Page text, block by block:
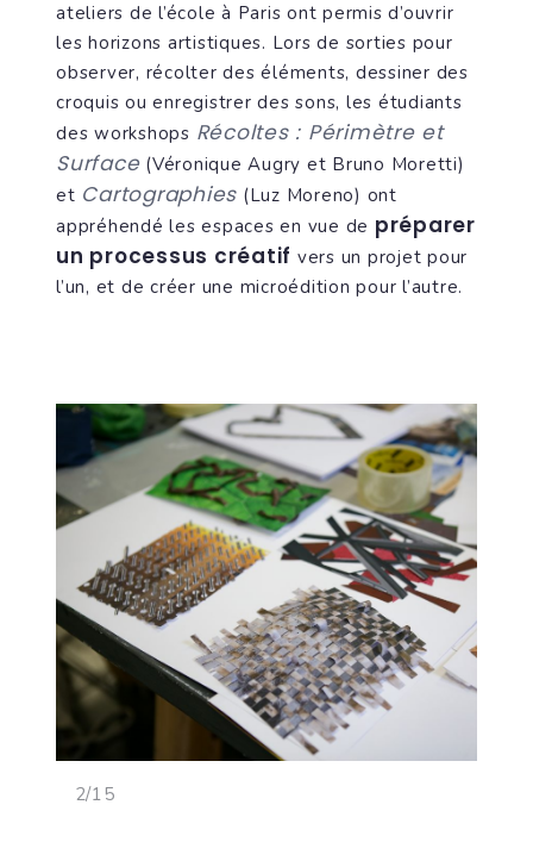
ateliers de l’école à Paris ont permis d’ouvrir
les horizons artistiques. Lors de sorties pour
observer, récolter des éléments, dessiner des
croquis ou enregistrer des sons, les étudiants
des workshops Récoltes : Périmètre et
Surface(Véronique Augry et Bruno Moretti)
et Cartographies (Luz Moreno) ont
appréhendé les espaces en vue de préparer
un processus créatif vers un projet pour
l’un, et de créer une microédition pour l’autre.
2/15